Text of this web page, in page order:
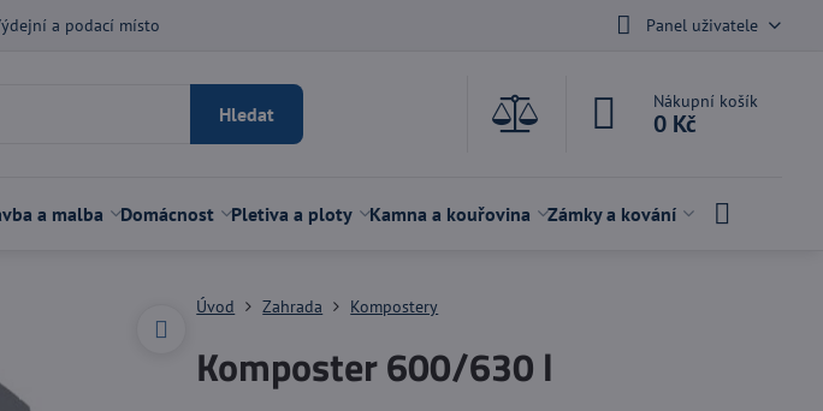
a podací místo Panel uživatele
Hledat
Nákupní košík
0 Kč
a malba Domácnost Pletiva a ploty Kamna a kouřovina Zámky a kování
Úvod Zahrada Kompostery
Komposter 600/630 l